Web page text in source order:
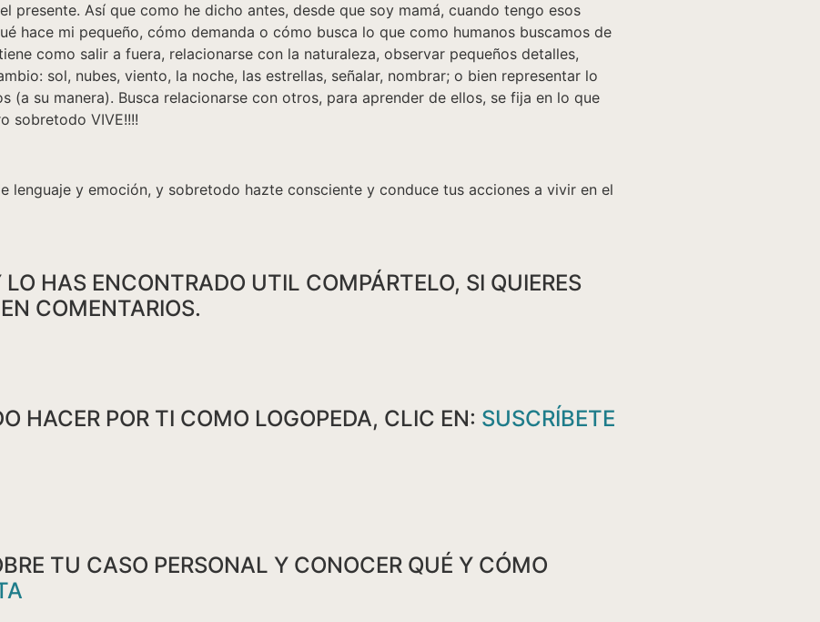
presente. Así que como he dicho antes, desde que soy mamá, cuando tengo esos
hace mi pequeño, cómo demanda o cómo busca lo que como humanos buscamos de
como salir a fuera, relacionarse con la naturaleza, observar pequeños detalles,
sol, nubes, viento, la noche, las estrellas, señalar, nombrar; o bien representar lo
su manera). Busca relacionarse con otros, para aprender de ellos, se fija en lo que
sobretodo VIVE!!!!
lenguaje y emoción, y sobretodo hazte consciente y conduce tus acciones a vivir en el
HAS ENCONTRADO UTIL COMPÁRTELO, SI QUIERES
COMENTARIOS.
HACER POR TI COMO LOGOPEDA, CLIC EN: SUSCRÍBETE
TU CASO PERSONAL Y CONOCER QUÉ Y CÓMO